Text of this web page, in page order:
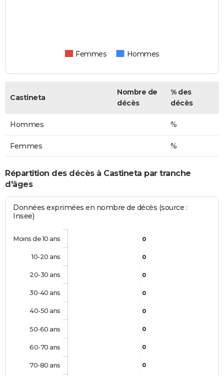
Femmes Hommes
Castineta
Nombre de
décès
% des
décès
Hommes %
Femmes %
Répartition des décès à Castineta par tranche
d'âges
Données exprimées en nombre de décès (source :
Insee)
0
0
0
0
0
0
0
0
Moins de 10 ans
10-20 ans
20-30 ans
30-40 ans
40-50 ans
50-60 ans
60-70 ans
70-80 ans